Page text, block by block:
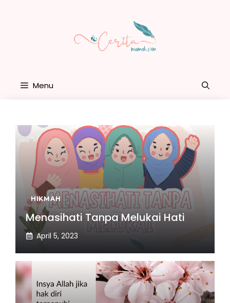
Menu
HIKMAH
Menasihati Tanpa Melukai Hati
April 5, 2023